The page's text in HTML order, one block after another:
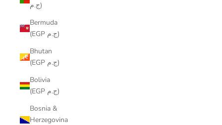
ج.م)
Bermuda
(EGP ج.م)
Bhutan
(EGP ج.م)
Bolivia
(EGP ج.م)
Bosnia &
Herzegovina